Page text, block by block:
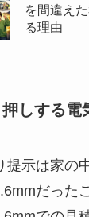
を間違え
る理由
しする電
提示は家の
だった